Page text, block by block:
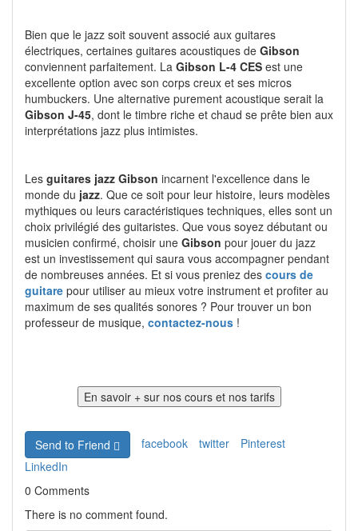
Bien que le jazz soit souvent associé aux guitares
électriques, certaines guitares acoustiques de Gibson
conviennent parfaitement. La Gibson L-4 CES est une
excellente option avec son corps creux et ses micros
humbuckers. Une alternative purement acoustique serait la
Gibson J-45, dont le timbre riche et chaud se prête bien aux
interprétations jazz plus intimistes.
Les guitares jazz Gibson incarnent l'excellence dans le
monde du jazz. Que ce soit pour leur histoire, leurs modèles
mythiques ou leurs caractéristiques techniques, elles sont un
choix privilégié des guitaristes. Que vous soyez débutant ou
musicien confirmé, choisir une Gibson pour jouer du jazz
est un investissement qui saura vous accompagner pendant
de nombreuses années. Et si vous preniez des cours de
guitare pour utiliser au mieux votre instrument et profiter au
maximum de ses qualités sonores ? Pour trouver un bon
professeur de musique, contactez-nous !
Send to Friend facebook twitter
Pinterest
LinkedIn
0 Comments
There is no comment found.